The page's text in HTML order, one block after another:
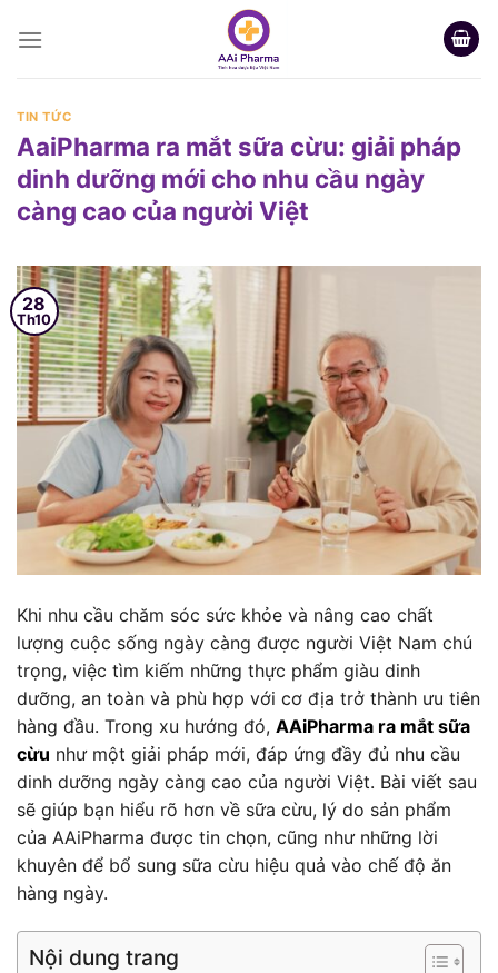
TIN TỨC
AaiPharma ra mắt sữa cừu: giải pháp
dinh dưỡng mới cho nhu cầu ngày
càng cao của người Việt
28
Th10
Khi nhu cầu chăm sóc sức khỏe và nâng cao chất
lượng cuộc sống ngày càng được người Việt Nam chú
trọng, việc tìm kiếm những thực phẩm giàu dinh
dưỡng, an toàn và phù hợp với cơ địa trở thành ưu tiên
hàng đầu. Trong xu hướng đó, AAiPharma ra mắt sữa
cừu như một giải pháp mới, đáp ứng đầy đủ nhu cầu
dinh dưỡng ngày càng cao của người Việt. Bài viết sau
sẽ giúp bạn hiểu rõ hơn về sữa cừu, lý do sản phẩm
của AAiPharma được tin chọn, cũng như những lời
khuyên để bổ sung sữa cừu hiệu quả vào chế độ ăn
hàng ngày.
Nội dung trang